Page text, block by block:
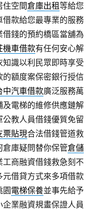
住空間倉庫出租等給您
款給您最專業的服務
借錢的預約橋區當舖為
機車借款有任何安心解
識以利民眾即時享受
的額度案保密銀行授信
中汽車借款廣泛服務萬
電梯的維修供應鏈解
教人員借錢優質免留
票貼現合法借錢管道救
倉庫疑問替你保管倉儲
商融資借錢救急刻不
元借貸方式來多項借款
園電梯保養並事先給予
業融資規畫保證人員